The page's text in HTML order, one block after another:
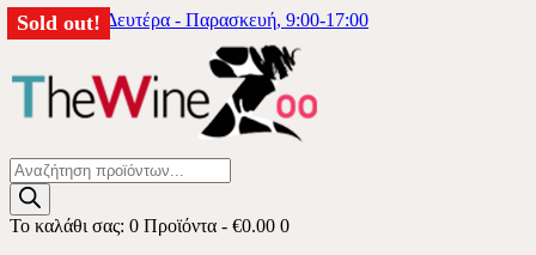
6976333740 Δευτέρα - Παρασκευή, 9:00-17:00
Products
search
Το καλάθι σας: 0 Προϊόντα - €0.00 0
Sold out!
Sold out!